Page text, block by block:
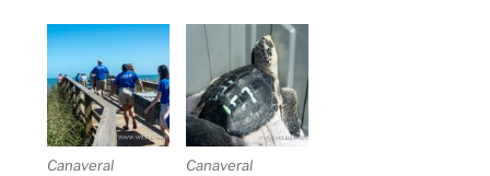
Canaveral
Canaveral